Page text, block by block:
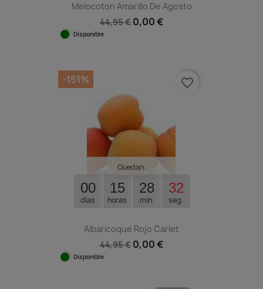
Melocoton Amarillo De Agosto
44,95 € 0,00 €
Disponible
Quedan:
00
días
15
horas
28
min.
31
seg.
Albaricoque Rojo Carlet
44,95 € 0,00 €
Disponible
-151% favorite_border